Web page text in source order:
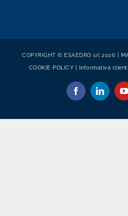
COPYRIGHT © ESAEDRO srl 2026 |
COOKIE POLICY
Informativa
FacebookLinkedIn